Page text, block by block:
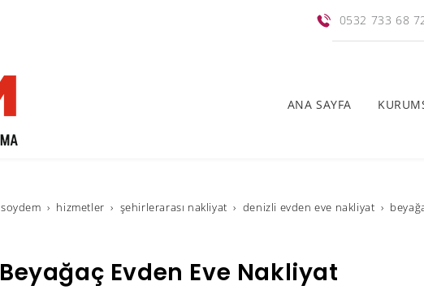
0532 733 68
ANA SAYFA
soydem hi̇zmetler şehirlerarası nakliyat denizli evden eve nakliyat
Beyağaç Evden Eve Nakliyat